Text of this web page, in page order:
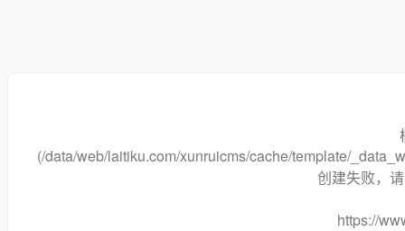
(/data/web/laitiku.com/xunruicms/cache/template/
创建失败，
https://